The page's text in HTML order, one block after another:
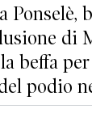
Ponselè,
di
beffa
podio